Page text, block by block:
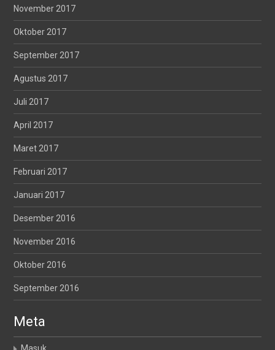
November 2017
Oktober 2017
September 2017
Agustus 2017
Juli 2017
April 2017
Maret 2017
Februari 2017
Januari 2017
Desember 2016
November 2016
Oktober 2016
September 2016
Meta